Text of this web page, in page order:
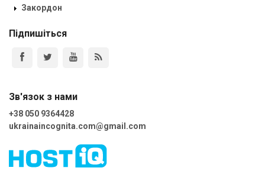
Закордон
Підпишіться
Зв'язок з нами
+38 050 9364428
ukrainaincognita.com@gmail.com